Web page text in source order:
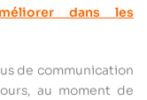
dans les
de communication
au moment de